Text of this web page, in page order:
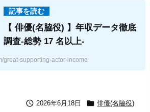
【 俳優(名脇役) 】年収データ徹底
調査-総勢 17 名以上-
great-supporting-actor-income
 2026年6月18日  俳優(名脇役)